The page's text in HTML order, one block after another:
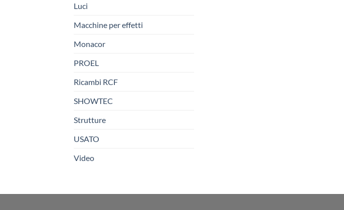
Luci
Macchine per effetti
Monacor
PROEL
Ricambi RCF
SHOWTEC
Strutture
USATO
Video